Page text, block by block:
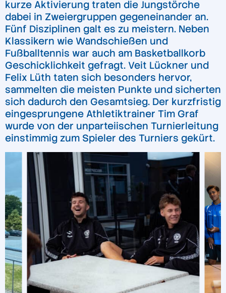
kurze Aktivierung traten die Jungstörche
dabei in Zweiergruppen gegeneinander an.
Fünf Disziplinen galt es zu meistern. Neben
Klassikern wie Wandschießen und
Fußballtennis war auch am Basketballkorb
Geschicklichkeit gefragt. Veit Lückner und
Felix Lüth taten sich besonders hervor,
sammelten die meisten Punkte und sicherten
sich dadurch den Gesamtsieg. Der kurzfristig
eingesprungene Athletiktrainer Tim Graf
wurde von der unparteiischen Turnierleitung
einstimmig zum Spieler des Turniers gekürt.